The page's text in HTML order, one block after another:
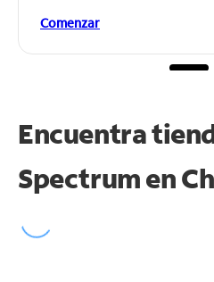
Comenzar
Encuentra
Spectrum en